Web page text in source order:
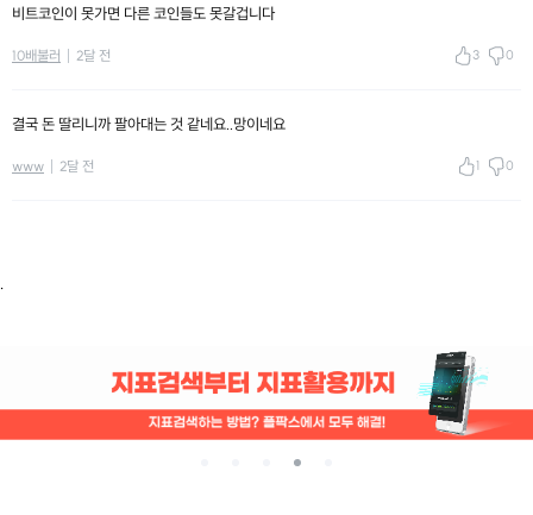
비트코인이 못가면 다른 코인들도 못갈겁니다
10배불러 2달 전 3 0
결국 돈 딸리니까 팔아대는 것 같네요..망이네요
www 2달 전 1 0
.